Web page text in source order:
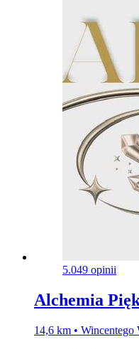
5.049 opinii
Alchemia
14,6 km • Wincentego